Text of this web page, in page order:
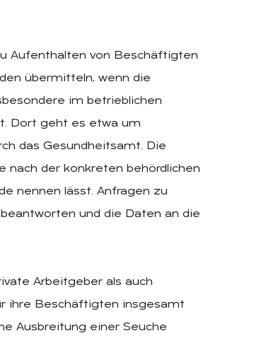
Aufenthalten von Beschäftigten
übermitteln, wenn die
im betrieblichen
Dort geht es etwa um
das Gesundheitsamt. Die
nach der konkreten behördlichen
nennen lässt. Anfragen zu
und die Daten an die
Arbeitgeber als auch
ihre Beschäftigten insgesamt
Ausbreitung einer Seuche